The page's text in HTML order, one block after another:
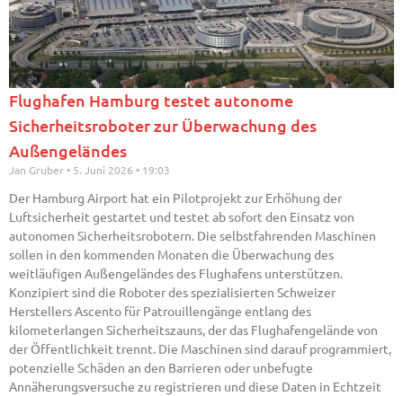
Flughafen Hamburg testet autonome
Sicherheitsroboter zur Überwachung des
Außengeländes
Jan Gruber 5. Juni 2026 19:03
Der Hamburg Airport hat ein Pilotprojekt zur Erhöhung der
Luftsicherheit gestartet und testet ab sofort den Einsatz von
autonomen Sicherheitsrobotern. Die selbstfahrenden Maschinen
sollen in den kommenden Monaten die Überwachung des
weitläufigen Außengeländes des Flughafens unterstützen.
Konzipiert sind die Roboter des spezialisierten Schweizer
Herstellers Ascento für Patrouillengänge entlang des
kilometerlangen Sicherheitszauns, der das Flughafengelände von
der Öffentlichkeit trennt. Die Maschinen sind darauf programmiert,
potenzielle Schäden an den Barrieren oder unbefugte
Annäherungsversuche zu registrieren und diese Daten in Echtzeit